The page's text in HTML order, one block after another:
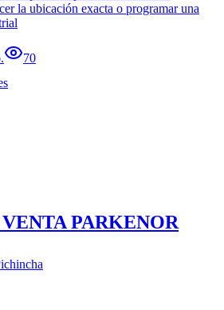
la ubicación exacta o programar una
70
PARKENOR